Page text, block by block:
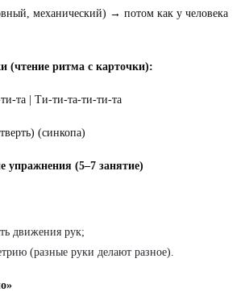
механический) → потом как у человека
(чтение ритма с карточки):
та | Ти-ти-та-ти-ти-та
(синкопа)
упражнения (5–7 занятие)
движения рук;
(разные руки делают разное).